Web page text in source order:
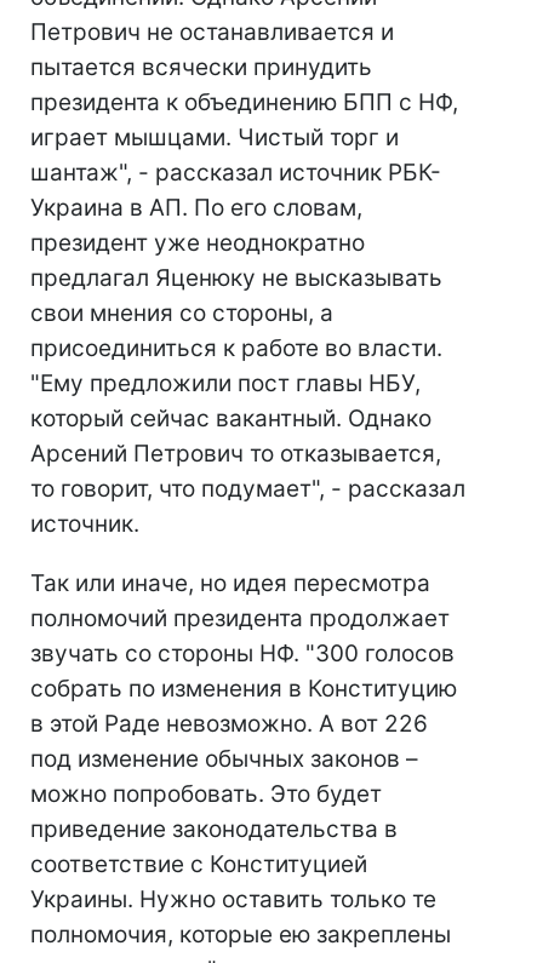
Петрович не останавливается и
пытается всячески принудить
президента к объединению БПП с НФ,
играет мышцами. Чистый торг и
шантаж", - рассказал источник РБК-
Украина в АП. По его словам,
президент уже неоднократно
предлагал Яценюку не высказывать
свои мнения со стороны, а
присоединиться к работе во власти.
"Ему предложили пост главы НБУ,
который сейчас вакантный. Однако
Арсений Петрович то отказывается,
то говорит, что подумает", - рассказал
источник.
Так или иначе, но идея пересмотра
полномочий президента продолжает
звучать со стороны НФ. "300 голосов
собрать по изменения в Конституцию
в этой Раде невозможно. А вот 226
под изменение обычных законов –
можно попробовать. Это будет
приведение законодательства в
соответствие с Конституцией
Украины. Нужно оставить только те
полномочия, которые ею закреплены